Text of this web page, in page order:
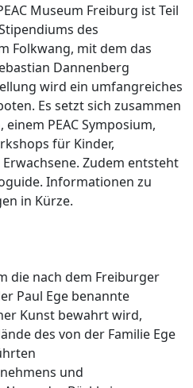
Museum Freiburg ist Teil
des
Folkwang, mit dem das
Dannenberg
wird ein umfangreiches
Es setzt sich zusammen
PEAC Symposium,
für Kinder,
Zudem entsteht
Informationen zu
in Kürze.
die nach dem Freiburger
Paul Ege benannte
Kunst bewahrt wird,
des von der Familie Ege
und